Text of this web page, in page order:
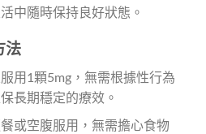
中隨時保持良好狀態。
法
用1顆5mg，無需根據性行為
長期穩定的療效。
或空腹服用，無需擔心食物